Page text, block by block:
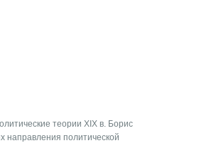
теории XIX в. Борис
направления политической